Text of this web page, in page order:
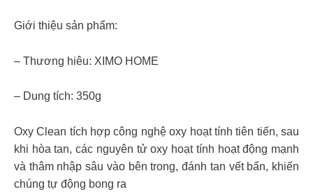
Giới thiệu sản phẩm:
– Thương hiêu: XIMO HOME
– Dung tích: 350g
Oxy Clean tích hợp công nghệ oxy hoạt tính tiên tiến, sau
khi hòa tan, các nguyên tử oxy hoạt tính hoạt động mạnh
và thâm nhập sâu vào bên trong, đánh tan vết bẩn, khiến
chúng tự động bong ra